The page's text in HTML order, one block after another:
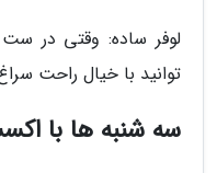
لوفر ساده: وقتی در
توانید با خیال راحت
سه شنبه ها با